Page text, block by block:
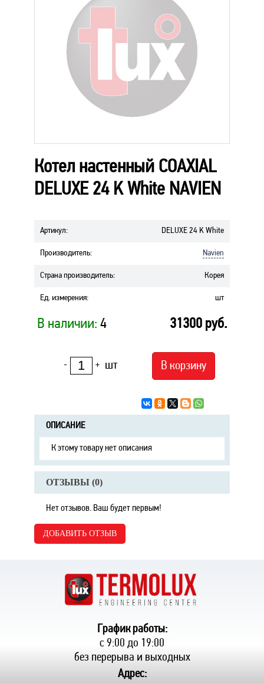
Котел настенный COAXIAL
DELUXE 24 K White NAVIEN
Артикул: DELUXE 24 K White
Производитель: Navien
Страна производитель: Корея
Ед. измерения: шт
В наличии: 4 31300 руб.
- + шт В корзину
ОПИСАНИЕ
К этому товару нет описания
ОТЗЫВЫ (0)
Нет отзывов. Ваш будет первым!
ДОБАВИТЬ ОТЗЫВ
График работы:
с 9:00 до 19:00
без перерыва и выходных
Адрес: